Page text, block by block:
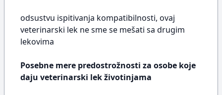
odsustvu ispitivanja kompatibilnosti, ovaj
veterinarski lek ne sme se mešati sa drugim
lekovima
Posebne mere predostrožnosti za osobe koje
daju veterinarski lek životinjama